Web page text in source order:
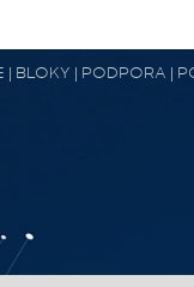
| BLOKY | PODPORA |